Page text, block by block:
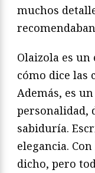
muchos
Olaizola es
cómo dice las
Además, es
personalidad,
sabiduría.
elegancia.
dicho, pero